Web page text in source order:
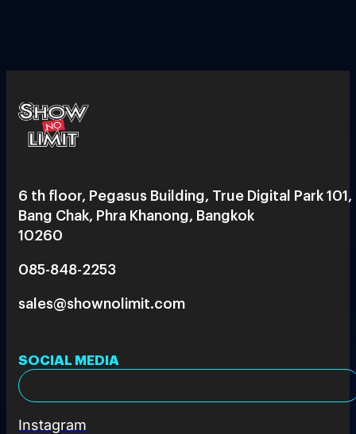
6 th floor, Pegasus Building, True Digital Park 101,
Bang Chak, Phra Khanong, Bangkok
10260
085-848-2253
sales@shownolimit.com
SOCIAL MEDIA
Instagram